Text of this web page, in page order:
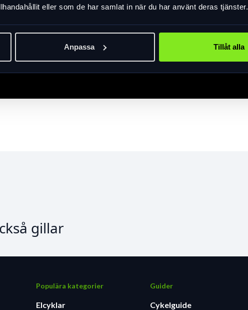
eller som de har samlat in när du har använt deras tjänster.
Anpassa Tillåt alla
gillar
Populära kategorier
Elcyklar
Guider
Cykelguide